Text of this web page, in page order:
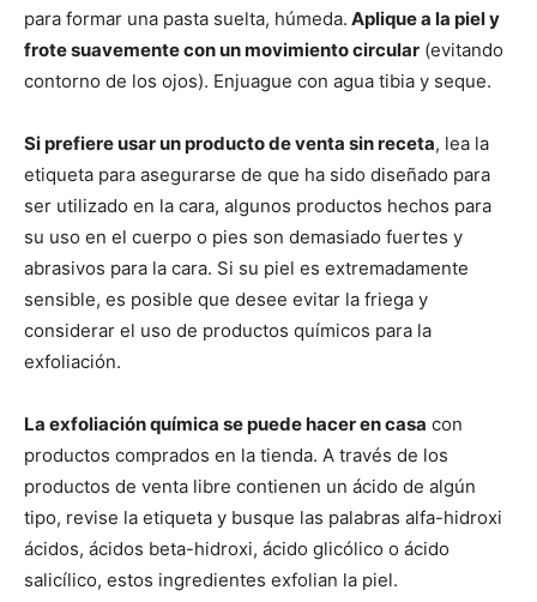
para formar una pasta suelta, húmeda. Aplique a la piel y
frote suavemente con un movimiento circular (evitando
contorno de los ojos). Enjuague con agua tibia y seque.
Si prefiere usar un producto de venta sin receta, lea la
etiqueta para asegurarse de que ha sido diseñado para
ser utilizado en la cara, algunos productos hechos para
su uso en el cuerpo o pies son demasiado fuertes y
abrasivos para la cara. Si su piel es extremadamente
sensible, es posible que desee evitar la friega y
considerar el uso de productos químicos para la
exfoliación.
La exfoliación química se puede hacer en casa con
productos comprados en la tienda. A través de los
productos de venta libre contienen un ácido de algún
tipo, revise la etiqueta y busque las palabras alfa-hidroxi
ácidos, ácidos beta-hidroxi, ácido glicólico o ácido
salicílico, estos ingredientes exfolian la piel.